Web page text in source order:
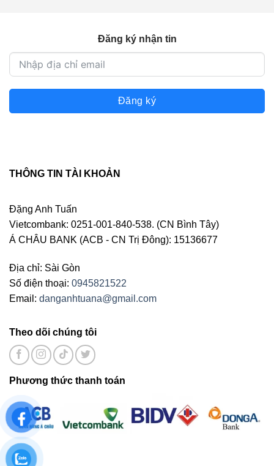
Đăng ký nhận tin
Đăng ký
THÔNG TIN TÀI KHOẢN
Đặng Anh Tuấn
Vietcombank: 0251-001-840-538. (CN Bình Tây)
Á CHÂU BANK (ACB - CN Trị Đông): 15136677
Địa chỉ: Sài Gòn
Số điện thoại: 0945821522
Email: danganhtuana@gmail.com
Theo dõi chúng tôi
Phương thức thanh toán